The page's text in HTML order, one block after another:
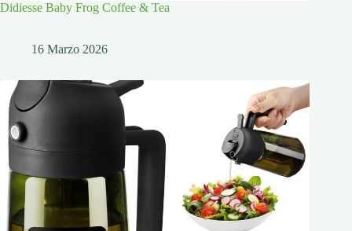
Didiesse Baby Frog Coffee & Tea
16 Marzo 2026